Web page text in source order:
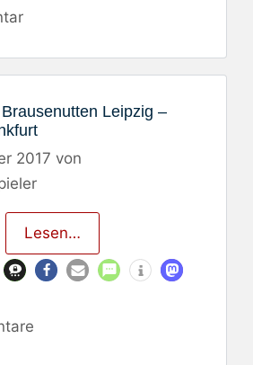
Leipzig –
2017 von
Lesen…